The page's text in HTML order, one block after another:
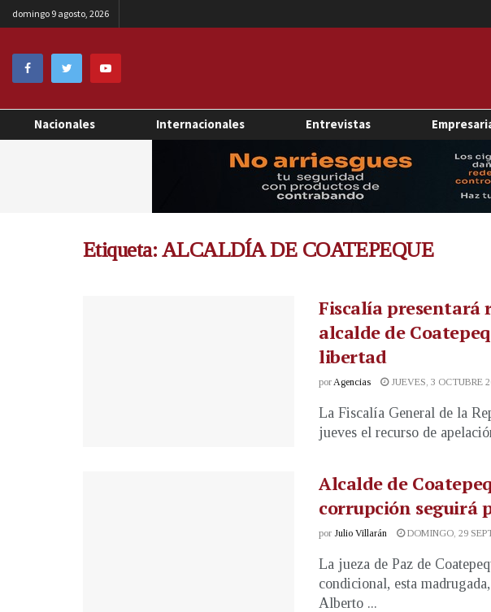
domingo 9 agosto, 2026
Nacionales Internacionales Entrevistas
Etiqueta: ALCALDÍA DE COATEPEQUE
Fiscalía presentará
alcalde de
libertad
porAgencias JUEVES, 3 OCTUBRE
La Fiscalía General de la
jueves el recurso de
Alcalde de
corrupción seguirá
por Julio Villarán DOMINGO, 29
La jueza de Paz de
condicional, esta
Alberto ...